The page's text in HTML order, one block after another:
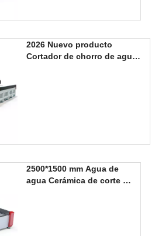
2026 Nuevo producto
Cortador de chorro de agua
2500*1500 mm Agua de
agua Cerámica de corte de